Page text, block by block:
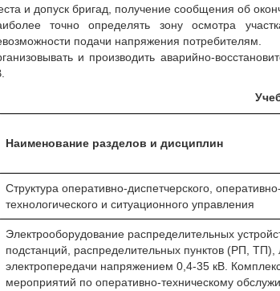
и допуск бригад, получение сообщения об
точно определять зону осмотра
подачи напряжения потребителям.
и производить аварийно-
Наименование разделов и дисциплин
Структура оперативно-диспетчерского, оперативно-
технологического и ситуационного управления
Электрооборудование распределительных
подстанций, распределительных пунктов (РП, ТП),
электропередачи напряжением 0,4-35 кВ.
мероприятий по оперативно-техническому